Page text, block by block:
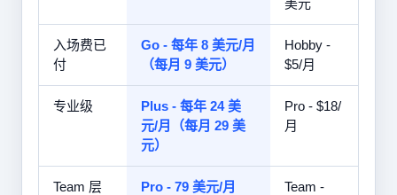
美元
入场费已
付
Go - 每年 8 美元/月
（每月 9 美元）
Hobby -
$5/月
专业级
Plus - 每年 24 美
元/月（每月 29 美
元）
Pro - $18/
月
Team 层 Pro - 79 美元/月
Team -